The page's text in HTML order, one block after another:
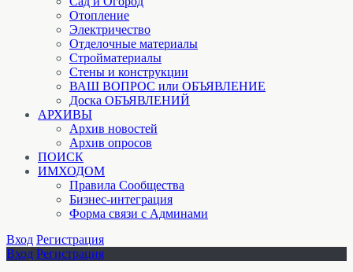
Отопление
Электричество
Отделочные материалы
Стройматериалы
Стены и конструкции
ВАШ ВОПРОС или ОБЪЯВЛЕНИЕ
Доска ОБЪЯВЛЕНИЙ
АРХИВЫ
Архив новостей
Архив опросов
ПОИСК
ИМХОДОМ
Правила Сообщества
Бизнес-интеграция
Форма связи с Админами
Вход Регистрация
Вход Регистрация